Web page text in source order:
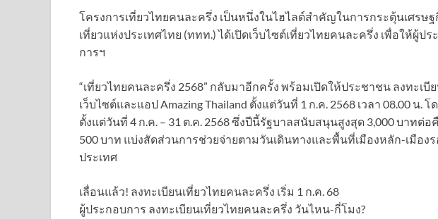
โครงการเที่ยวไทยคนละครึ่ง เป็นหนึ่งในไฮไลต์สำคัญในการกระตุ้นเศรษ
เที่ยวแห่งประเทศไทย (ททท.) ได้เปิดเว็บไซต์เที่ยวไทยคนละครึ่ง เพื่อให้ผู้ป
การฯ
“เที่ยวไทยคนละครึ่ง 2568” กลับมาอีกครั้ง พร้อมเปิดให้ประชาชน ลงทะเ
เว็บไซต์และแอป Amazing Thailand ตั้งแต่วันที่ 1 ก.ค. 2568 เวลา 08.00 น.
ตั้งแต่วันที่ 4 ก.ค. – 31 ต.ค. 2568 ซึ่งปีนี้รัฐบาลสนับสนุนสูงสุด 3,000 บาทต่
500 บาท แบ่งสัดส่วนการช่วยจ่ายตามวันเดินทางและพื้นที่เมืองหลัก-เมือง
ประเทศ
เลื่อนแล้ว! ลงทะเบียนเที่ยวไทยคนละครึ่ง เริ่ม 1 ก.ค. 68
ผู้ประกอบการ ลงทะเบียนเที่ยวไทยคนละครึ่ง วันไหน-กี่โมง?